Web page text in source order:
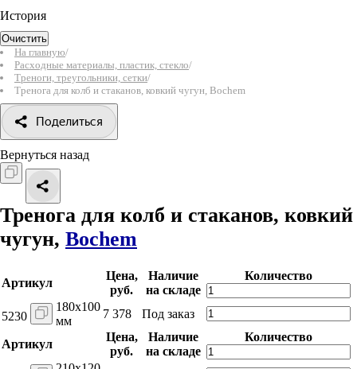
История
Очистить
На главную/
Расходные материалы, пластик, стекло/
Треноги, треугольники, сетки/
Тренога для колб и стаканов, ковкий чугун, Bochem
Поделиться
Вернуться назад
Тренога для колб и стаканов, ковкий
чугун, Bochem
Артикул
Цена,
руб.
Наличие
на складе
Количество
5230
180х100
мм
7 378 Под заказ
Артикул
Цена,
руб.
Наличие
на складе
Количество